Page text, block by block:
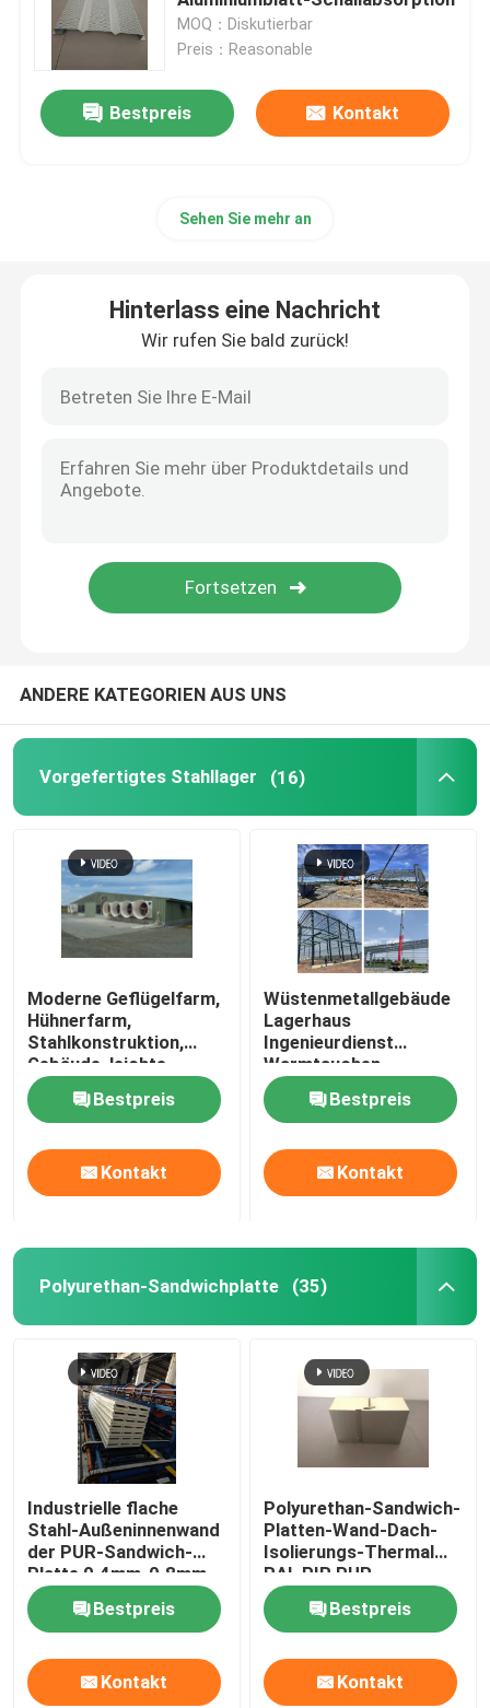
Fertigstahllager
Akustische Sandwich-Platte
Metallfassadenelemente
Stahlblech-Spule
Faltbares Behälter-Haus
Profiliertes Stahlblech
EPS-Sandwichplatte
Dekorative Sandwich-Platte
Sandwich-Platten-Ecke
Glaswolleisolierung
rockwool Isolierung
Struktureller Stahlträger
MOQ：Diskutierbar
Preis：Reasonable
Bestpreis Kontakt
Sehen Sie mehr an
Hinterlass eine Nachricht
Wir rufen Sie bald zurück!
ANDERE KATEGORIEN AUS UNS
Vorgefertigtes Stahllager (16)
Moderne Geflügelfarm,
Hühnerfarm,
Stahlkonstruktion,
Gebäude, leichte
Stahlkonstruktion,
GeflügelBestpreis
Kontakt
Wüstenmetallgebäude
Lagerhaus
Ingenieurdienst
Warmtauchen
Galvanisierung
Vorgefertigtes
Stahllager Stahlrahmen
Design Modulare
Lagerhauslösung
Bestpreis
Kontakt
Polyurethan-Sandwichplatte (35)
Industrielle flache
Stahl-Außeninnenwand
der PUR-Sandwich-
Platte 0.4mm-0.8mm
Bestpreis
Kontakt
Polyurethan-Sandwich-
Platten-Wand-Dach-
Isolierungs-Thermal
RAL PIR PUR
Bestpreis
Kontakt